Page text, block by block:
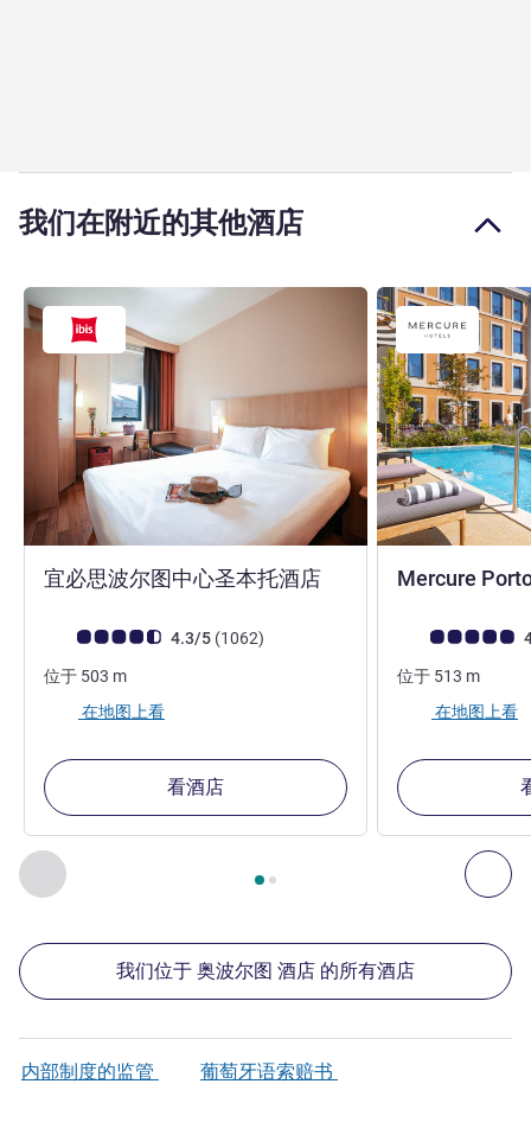
我们在附近的其他酒店
上一个 - 我们在附近的其他酒店 下
第 1页，共 , 我们在附近的其他酒店 1 :, 我们在附近的
宜必思波尔图中心圣本托酒店2 星
客户意见评级 (ALL 评级)
4.3/5 (1062评论
)
位于 503 m
在地图上看
看酒店
Mercure
客户意见评级
位于 513 m
在地图上看
我们位于 奥波尔图 酒店 的所有酒店
内部制度的监管 葡萄牙语索赔书